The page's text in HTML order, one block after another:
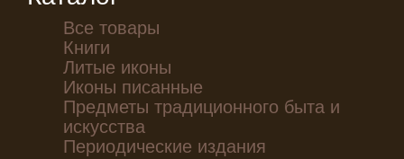
Все товары
Книги
Литые иконы
Иконы писанные
Предметы традиционного быта и
искусства
Периодические издания